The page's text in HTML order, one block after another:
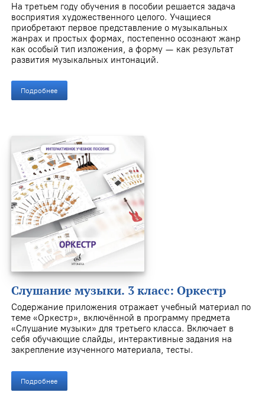
На третьем году обучения в пособии решается задача
восприятия художественного целого. Учащиеся
приобретают первое представление о музыкальных
жанрах и простых формах, постепенно осознают жанр
как особый тип изложения, а форму — как результат
развития музыкальных интонаций.
Подробнее
Слушание музыки. 3 класс: Оркестр
Содержание приложения отражает учебный материал по
теме «Оркестр», включённой в программу предмета
«Слушание музыки» для третьего класса. Включает в
себя обучающие слайды, интерактивные задания на
закрепление изученного материала, тесты.
Подробнее